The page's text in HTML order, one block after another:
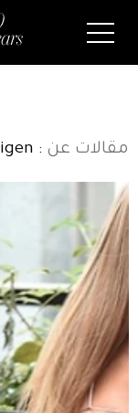
مقالات عن : chrissy teigen